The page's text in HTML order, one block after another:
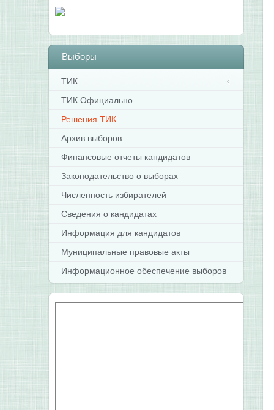
Выборы
ТИК
ТИК.Официально
Решения ТИК
Архив выборов
Финансовые отчеты кандидатов
Законодательство о выборах
Численность избирателей
Сведения о кандидатах
Информация для кандидатов
Муниципальные правовые акты
Информационное обеспечение выборов